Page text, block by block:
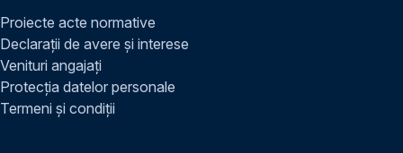
Proiecte acte normative
Declarații de avere și interese
Venituri angajați
Protecția datelor personale
Termeni și condiții